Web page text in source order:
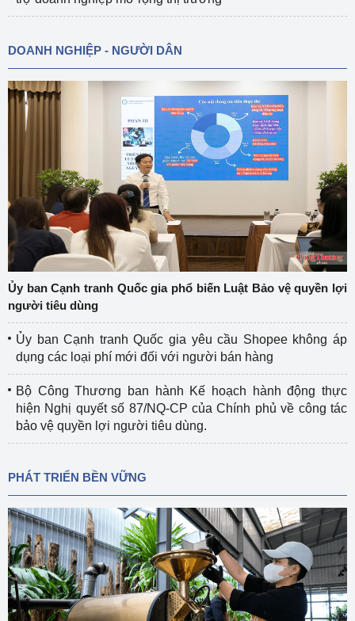
DOANH NGHIỆP - NGƯỜI DÂN
Ủy ban Cạnh tranh Quốc gia phổ biến Luật Bảo vệ quyền lợi
người tiêu dùng
Ủy ban Cạnh tranh Quốc gia yêu cầu Shopee không áp
dụng các loại phí mới đối với người bán hàng
Bộ Công Thương ban hành Kế hoạch hành động thực
hiện Nghị quyết số 87/NQ-CP của Chính phủ về công tác
bảo vệ quyền lợi người tiêu dùng.
PHÁT TRIỂN BỀN VỮNG